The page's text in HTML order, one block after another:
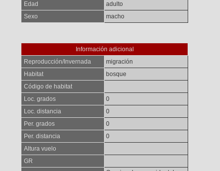
Edad
adulto
Sexo
macho
Información adicional
Reproducción/Invernada
migración
Habitat
bosque
Código de habitat
Loc. grados
0
Loc. distancia
0
Per. grados
0
Per. distancia
0
Altura vuelo
GR